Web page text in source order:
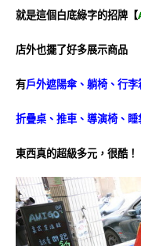
就是這個白底綠字的招牌【
店外也擺了好多展示商品
有戶外遮陽傘、躺椅、行李
折疊桌、推車、導演椅、睡
東西真的超級多元，很酷！